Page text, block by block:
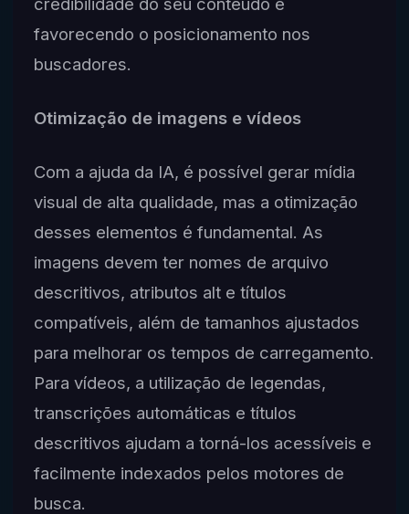
favorecendo o posicionamento nos
buscadores.
Otimização de imagens e vídeos
Com a ajuda da IA, é possível gerar mídia
visual de alta qualidade, mas a otimização
desses elementos é fundamental. As
imagens devem ter nomes de arquivo
descritivos, atributos alt e títulos
compatíveis, além de tamanhos ajustados
para melhorar os tempos de carregamento.
Para vídeos, a utilização de legendas,
transcrições automáticas e títulos
descritivos ajudam a torná-los acessíveis e
facilmente indexados pelos motores de
busca.